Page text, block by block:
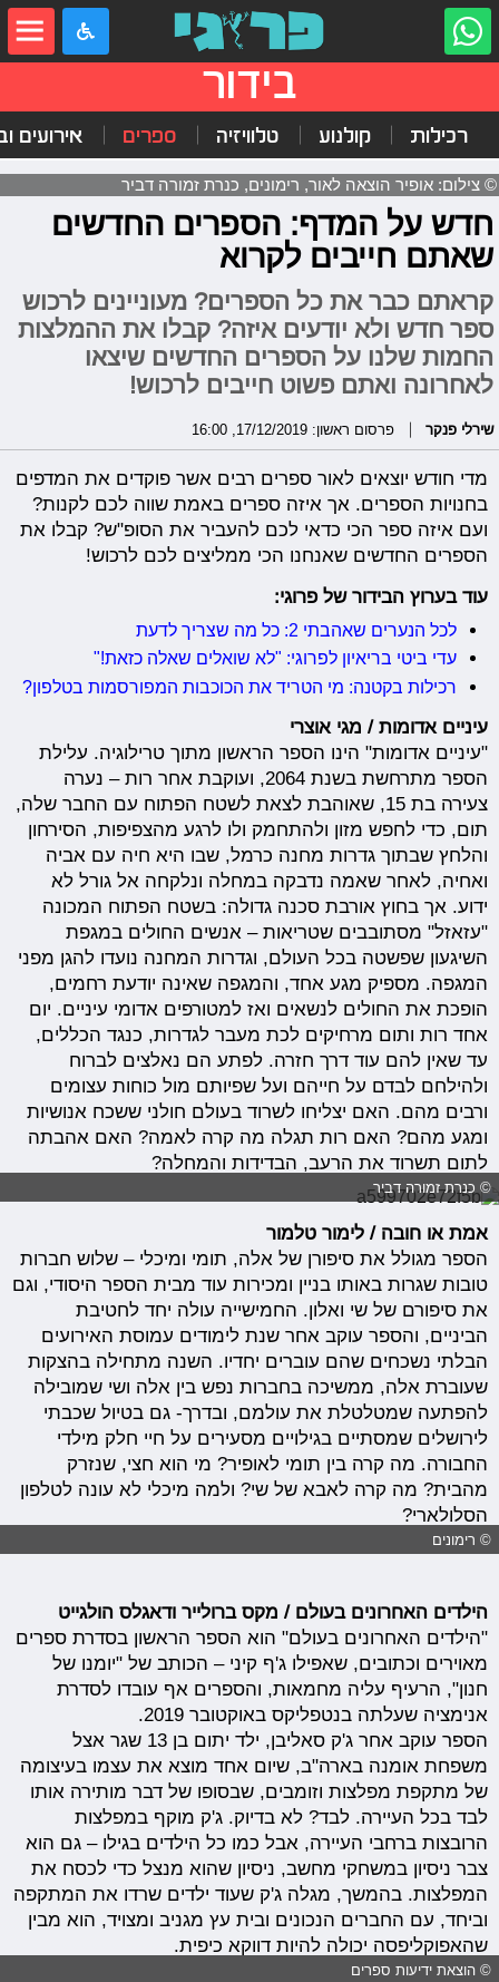
בידור
רכילות קולנוע טלוויזיה ספרים אירועים
© צילום: אופיר הוצאה לאור, רימונים, כנרת זמורה דביר
חדש על המדף: הספרים החדשים
שאתם חייבים לקרוא
קראתם כבר את כל הספרים? מעוניינים לרכוש
ספר חדש ולא יודעים איזה? קבלו את ההמלצות
החמות שלנו על הספרים החדשים שיצאו
לאחרונה ואתם פשוט חייבים לרכוש!
שירלי פנקר פרסום ראשון: 17/12/2019, 16:00
מדי חודש יוצאים לאור ספרים רבים אשר פוקדים את המדפים
בחנויות הספרים. אך איזה ספרים באמת שווה לכם לקנות?
ועם איזה ספר הכי כדאי לכם להעביר את הסופ"ש? קבלו את
הספרים החדשים שאנחנו הכי ממליצים לכם לרכוש!
עוד בערוץ הבידור של פרוגי:
לכל הנערים שאהבתי 2: כל מה שצריך לדעת
עדי ביטי בריאיון לפרוגי: "לא שואלים שאלה כזאת!"
רכילות בקטנה: מי הטריד את הכוכבות המפורסמות בטלפון?
עיניים אדומות / מגי אוצרי
"עיניים אדומות" הינו הספר הראשון מתוך טרילוגיה. עלילת
הספר מתרחשת בשנת 2064, ועוקבת אחר רות – נערה
צעירה בת 15, שאוהבת לצאת לשטח הפתוח עם החבר שלה,
תום, כדי לחפש מזון ולהתחמק ולו לרגע מהצפיפות, הסירחון
והלחץ שבתוך גדרות מחנה כרמל, שבו היא חיה עם אביה
ואחיה, לאחר שאמה נדבקה במחלה ונלקחה אל גורל לא
ידוע. אך בחוץ אורבת סכנה גדולה: בשטח הפתוח המכונה
"עזאזל" מסתובבים שטריאות – אנשים החולים במגפת
השיגעון שפשטה בכל העולם, וגדרות המחנה נועדו להגן מפני
המגפה. מספיק מגע אחד, והמגפה שאינה יודעת רחמים,
הופכת את החולים לנשאים ואז למטורפים אדומי עיניים. יום
אחד רות ותום מרחיקים לכת מעבר לגדרות, כנגד הכללים,
עד שאין להם עוד דרך חזרה. לפתע הם נאלצים לברוח
ולהילחם לבדם על חייהם ועל שפיותם מול כוחות עצומים
ורבים מהם. האם יצליחו לשרוד בעולם חולני ששכח אנושיות
ומגע מהם? האם רות תגלה מה קרה לאמה? האם אהבתה
לתום תשרוד את הרעב, הבדידות והמחלה?
© כנרת זמורה דביר
אמת או חובה / לימור טלמור
הספר מגולל את סיפורן של אלה, תומי ומיכלי – שלוש חברות
טובות שגרות באותו בניין ומכירות עוד מבית הספר היסודי, וגם
את סיפורם של שי ואלון. החמישייה עולה יחד לחטיבת
הביניים, והספר עוקב אחר שנת לימודים עמוסת האירועים
הבלתי נשכחים שהם עוברים יחדיו. השנה מתחילה בהצקות
שעוברת אלה, ממשיכה בחברות נפש בין אלה ושי שמובילה
להפתעה שמטלטלת את עולמם, ובדרך- גם בטיול שכבתי
לירושלים שמסתיים בגילויים מסעירים על חיי חלק מילדי
החבורה. מה קרה בין תומי לאופיר? מי הוא חצי, שנזרק
מהבית? מה קרה לאבא של שי? ולמה מיכלי לא עונה לטלפון
הסלולארי?
© רימונים
הילדים האחרונים בעולם / מקס ברולייר ודאגלס הולגייט
"הילדים האחרונים בעולם" הוא הספר הראשון בסדרת ספרים
מאוירים וכתובים, שאפילו ג'ף קיני – הכותב של "יומנו של
חנון", הרעיף עליה מחמאות, והספרים אף עובדו לסדרת
אנימציה שעלתה בנטפליקס באוקטובר 2019.
הספר עוקב אחר ג'ק סאליבן, ילד יתום בן 13 שגר אצל
משפחת אומנה בארה"ב, שיום אחד מוצא את עצמו בעיצומה
של מתקפת מפלצות וזומבים, שבסופו של דבר מותירה אותו
לבד בכל העיירה. לבד? לא בדיוק. ג'ק מוקף במפלצות
הרובצות ברחבי העיירה, אבל כמו כל הילדים בגילו – גם הוא
צבר ניסיון במשחקי מחשב, ניסיון שהוא מנצל כדי לכסח את
המפלצות. בהמשך, מגלה ג'ק שעוד ילדים שרדו את המתקפה
וביחד, עם החברים הנכונים ובית עץ מגניב ומצויד, הוא מבין
שהאפוקליפסה יכולה להיות דווקא כיפית.
© הוצאת ידיעות ספרים